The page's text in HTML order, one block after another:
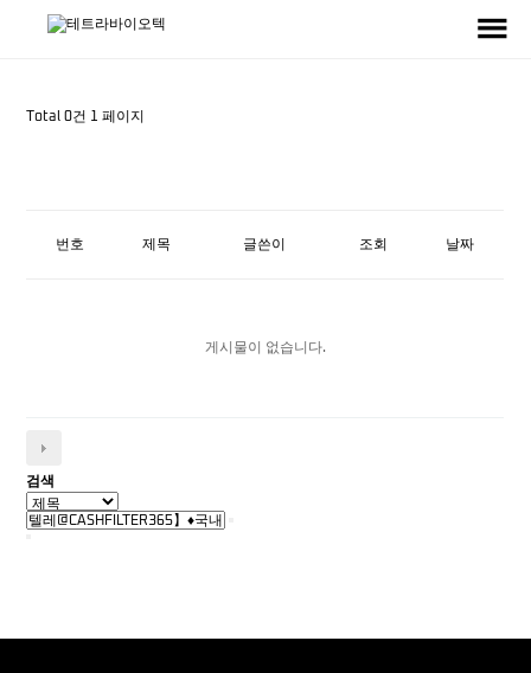
Total 0건 1 페이지
번호 제목 글쓴이 조회 날짜
게시물이 없습니다.
검색